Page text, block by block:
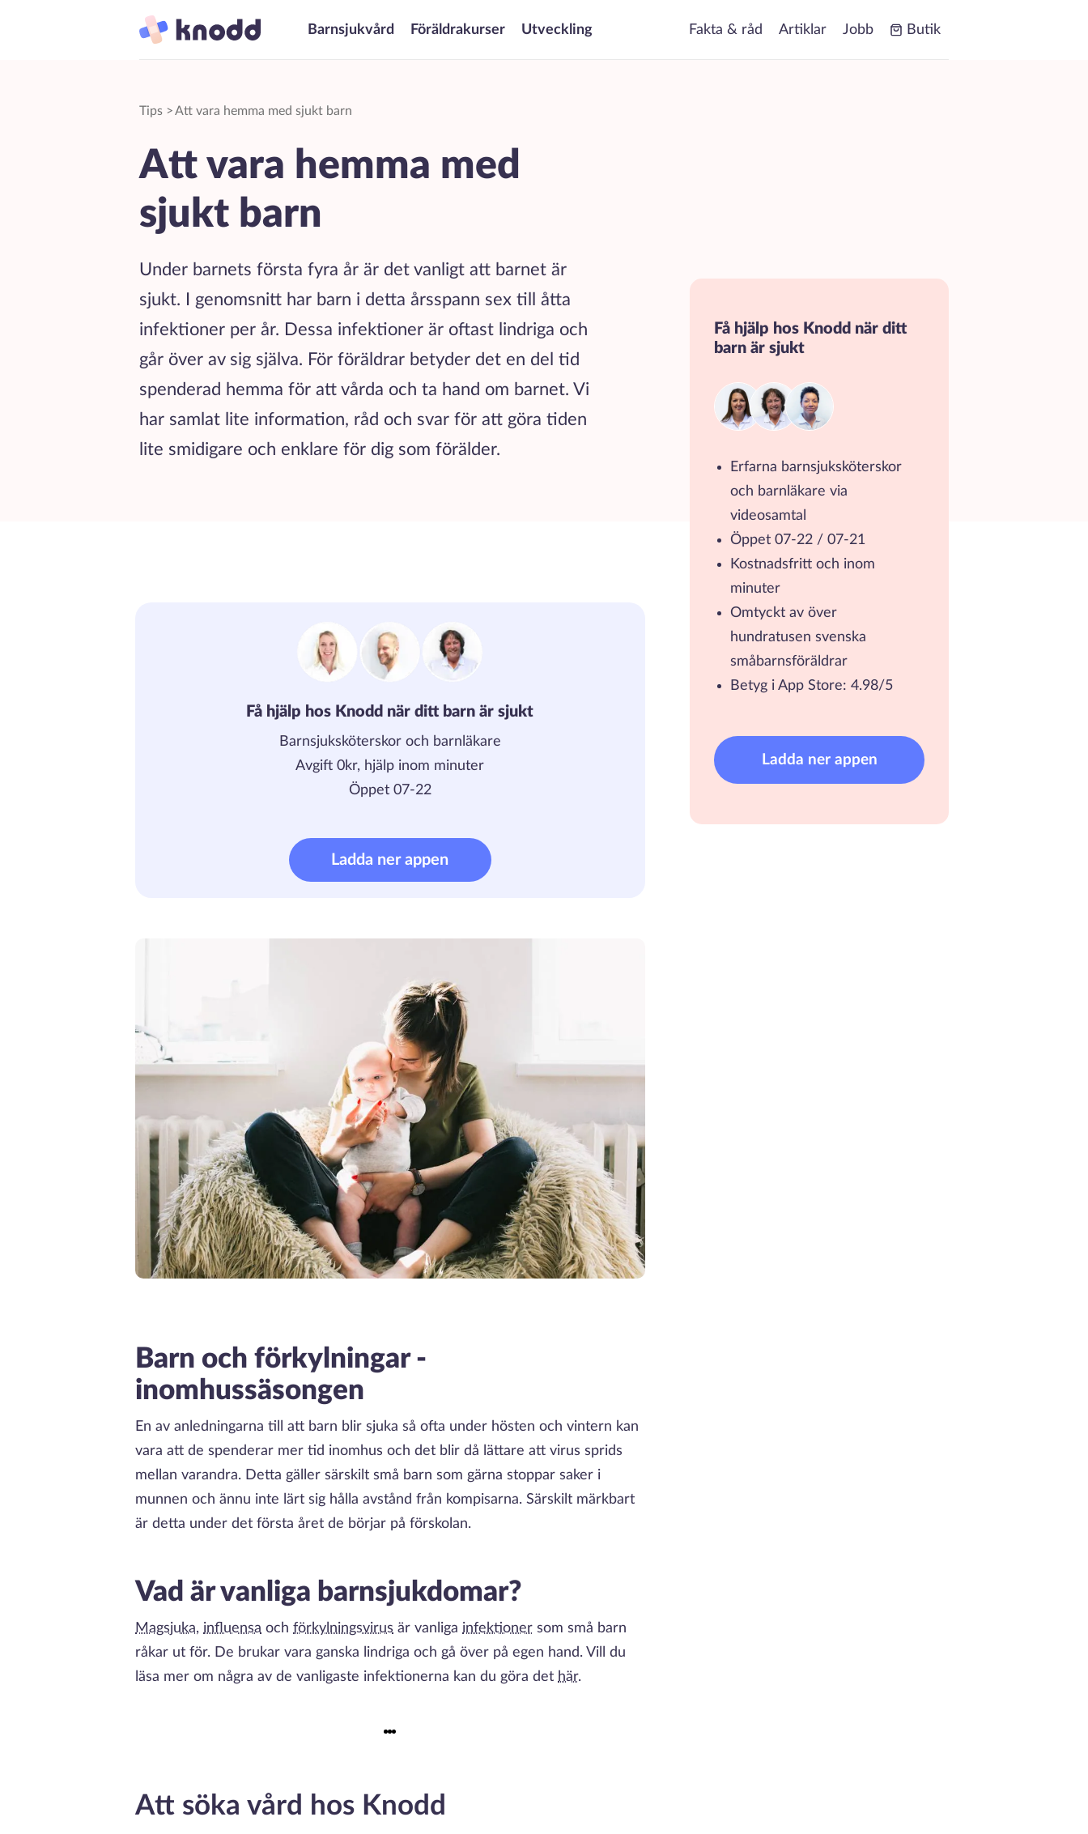
Barnsjukvård Föräldrakurser Utveckling Fakta & råd Artiklar Jobb Butik
Tips >Att vara hemma med sjukt barn
Att vara hemma med
sjukt barn
Under barnets första fyra år är det vanligt att barnet är
sjukt. I genomsnitt har barn i detta årsspann sex till åtta
infektioner per år. Dessa infektioner är oftast lindriga och
går över av sig själva. För föräldrar betyder det en del tid
spenderad hemma för att vårda och ta hand om barnet. Vi
har samlat lite information, råd och svar för att göra tiden
lite smidigare och enklare för dig som förälder.
Få hjälp hos Knodd när ditt barn är sjukt
Barnsjuksköterskor och barnläkare
Avgift 0kr, hjälp inom minuter
Öppet 07-22
Ladda ner appen
Barn och förkylningar -
inomhussäsongen
En av anledningarna till att barn blir sjuka så ofta under hösten och vintern kan
vara att de spenderar mer tid inomhus och det blir då lättare att virus sprids
mellan varandra. Detta gäller särskilt små barn som gärna stoppar saker i
munnen och ännu inte lärt sig hålla avstånd från kompisarna. Särskilt märkbart
är detta under det första året de börjar på förskolan.
Vad är vanliga barnsjukdomar?
Magsjuka, influensa och förkylningsvirus är vanliga infektioner som små barn
råkar ut för. De brukar vara ganska lindriga och gå över på egen hand. Vill du
läsa mer om några av de vanligaste infektionerna kan du göra det här.
Att söka vård hos Knodd
Få hjälp hos Knodd när ditt
barn är sjukt
Erfarna barnsjuksköterskor
och barnläkare via
videosamtal
Öppet 07-22 / 07-21
Kostnadsfritt och inom
minuter
Omtyckt av över
hundratusen svenska
småbarnsföräldrar
Betyg i App Store: 4.98/5
Ladda ner appen